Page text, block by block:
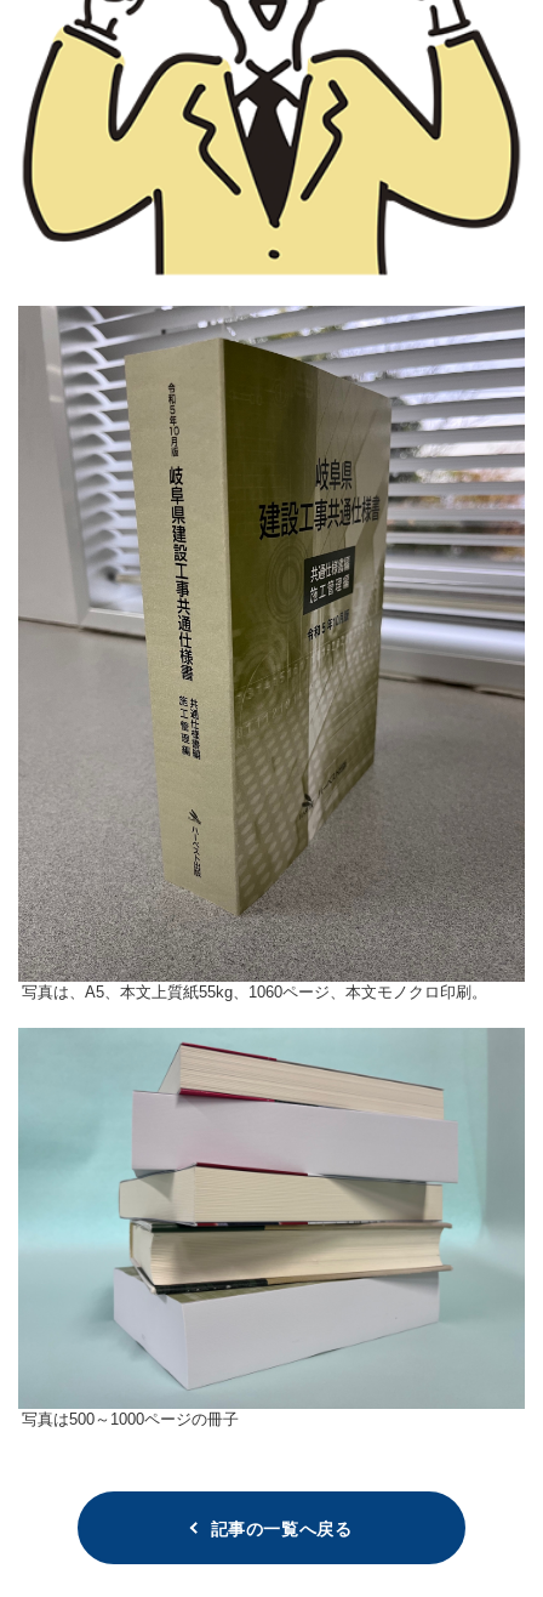
写真は、A5、本文上質紙55kg、1060ページ、本文モノクロ印刷。
写真は500～1000ページの冊子
記事の一覧へ戻る